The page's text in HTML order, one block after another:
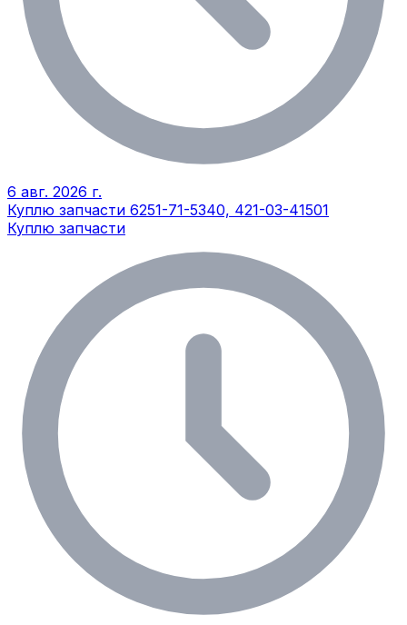
6 авг. 2026 г.
Куплю запчасти 6251-71-5340, 421-03-41501
Куплю запчасти